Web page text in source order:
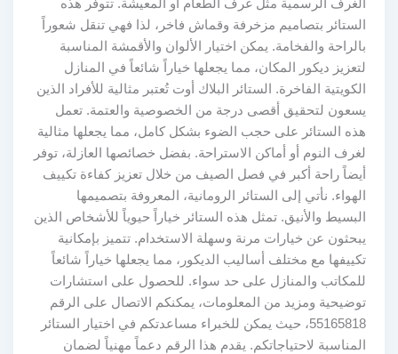
الغرف الرسمية مثل غرف الطعام أو المعيشة. تتوفر هذه
الستائر بتصاميم مزخرفة وقماش فاخر، لذا فهي تنقل شعوراً
بالراحة والفخامة. يمكن اختيار الألوان والأقمشة المناسبة
لتعزيز ديكور المكان، مما يجعلها خياراً شائعاً في المنازل
الكويتية الفاخرة. الستائر البلاك أوت تُعتبر مثالية للأفراد الذين
يسعون لتحقيق أقصى درجة من الخصوصية والعتمة. تعمل
هذه الستائر على حجب الضوء بشكل كامل، مما يجعلها مثالية
لغرف النوم أو أماكن الاستراحة. بفضل خصائصها العازلة، توفر
أيضاً راحة أكبر في فصل الصيف من خلال تعزيز كفاءة تكييف
الهواء. نأتي إلى الستائر الرومانية، المعروفة بتصميمها
البسيط والأنيق. تمثل هذه الستائر خياراً حيوياً للأشخاص الذين
يبحثون عن خيارات مرنة وسهلة الاستخدام. تتميز بإمكانية
تكييفها مع مختلف أساليب الديكور، مما يجعلها خياراً شائعاً
للمكاتب والمنازل على حد سواء. للحصول على استشارات
توضيحية ومزيد من المعلومات، يمكنكم الاتصال على الرقم
55165818، حيث يمكن للخبراء مساعدتكم في اختيار الستائر
المناسبة لاحتياجاتكم. يقدم هذا الرقم دعماً مهنياً لضمان